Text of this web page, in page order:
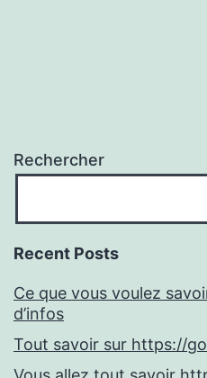
Rechercher
Recent Posts
Ce que vous voulez
d’infos
Tout savoir sur https://